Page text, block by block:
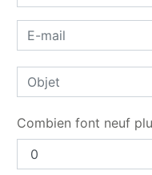
Combien font neuf